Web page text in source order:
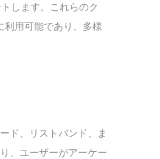
します。これらのク
利用可能であり、多様
ド、リストバンド、ま
、ユーザーがアーケー